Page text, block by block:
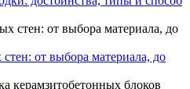
от выбора материала, до